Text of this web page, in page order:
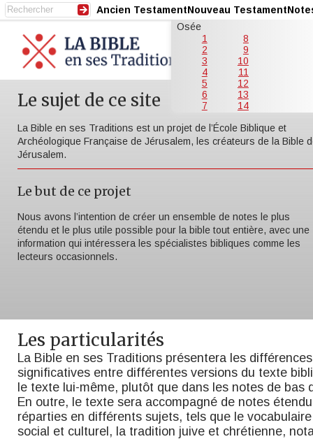
Ancien TestamentNouveau Testament
Osée
1
2
3
4
5
6
7
8
9
10
11
12
13
14
Le sujet de ce site
La Bible en ses Traditions est un projet de l’École Biblique et
Archéologique Française de Jérusalem, les créateurs de la Bible
Jérusalem.
Le but de ce projet
Nous avons l’intention de créer un ensemble de notes le plus
étendu et le plus utile possible pour la bible tout entière, avec une
information qui intéressera les spécialistes bibliques comme les
lecteurs occasionnels.
Les particularités
La Bible en ses Traditions présentera les différences
significatives entre différentes versions du texte
le texte lui-même, plutôt que dans les notes de bas
En outre, le texte sera accompagné de notes
réparties en différents sujets, tels que le
social et culturel, la tradition juive et chrétienne,